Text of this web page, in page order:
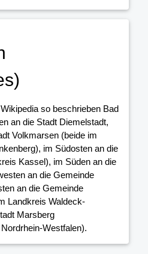
so beschrieben Bad
an die Stadt Diemelstadt,
Volkmarsen (beide im
im Südosten an die
Kassel), im Süden an die
an die Gemeinde
an die Gemeinde
Landkreis Waldeck-
Marsberg
Westfalen).